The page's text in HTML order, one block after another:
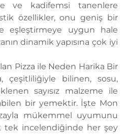
ve kadifemsi tanenlere
özellikler, onu geniş bir
eşleştirmeye uygun hale
dinamik yapısına çok iyi
Pizza ile Neden Harika Bir
çeşitliliğiyle bilinen, sosu,
sayısız malzeme ile
bir yemektir. İşte Mon
mükemmel uyumunu
tek incelendiğinde her şey